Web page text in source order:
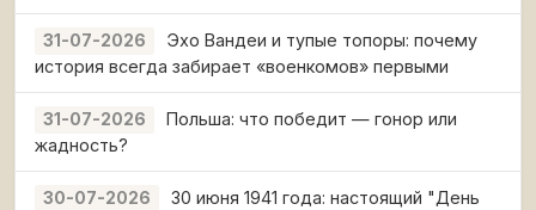
31-07-2026
Эхо Вандеи и тупые топоры: почему
история всегда забирает «военкомов» первыми
31-07-2026
Польша: что победит — гонор или
жадность?
30-07-2026
30 июня 1941 года: настоящий "День